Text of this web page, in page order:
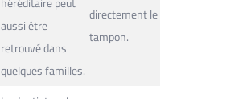
aussi être
retrouvé dans
quelques familles.
directement le
tampon.